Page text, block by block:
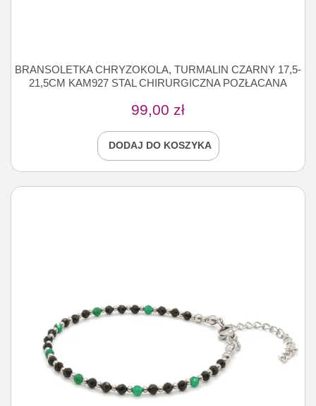
BRANSOLETKA CHRYZOKOLA, TURMALIN CZARNY 17,5-
21,5CM KAM927 STAL CHIRURGICZNA POZŁACANA
99,00 zł
DODAJ DO KOSZYKA